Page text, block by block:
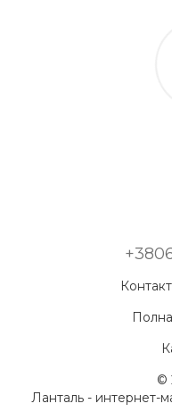
©
Ланталь - интернет-